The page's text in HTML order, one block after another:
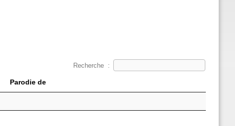
Recherche :
Parodie de